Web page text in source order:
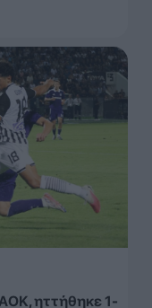
ηττήθηκε 1-